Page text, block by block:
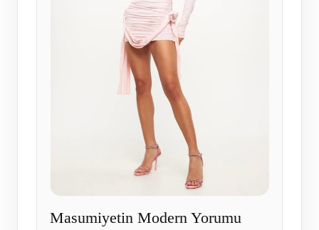
Masumiyetin Modern Yorumu